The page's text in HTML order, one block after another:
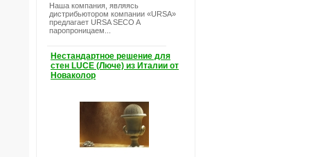
Наша компания, являясь
дистрибьютором компании «URSA»
предлагает URSA SECO A
паропроницаем...
Нестандартное решение для
стен LUCE (Люче) из Италии от
Новаколор